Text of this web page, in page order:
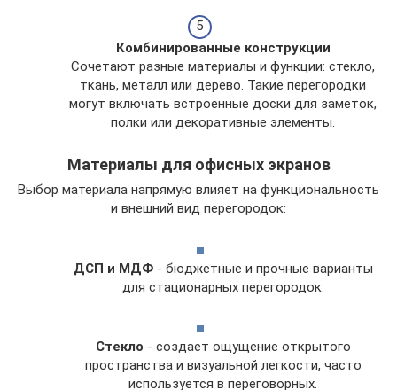
Комбинированные конструкции
Сочетают разные материалы и функции: стекло,
ткань, металл или дерево. Такие перегородки
могут включать встроенные доски для заметок,
полки или декоративные элементы.
Материалы для офисных экранов
Выбор материала напрямую влияет на функциональность
и внешний вид перегородок:
ДСП и МДФ- бюджетные и прочные варианты
для стационарных перегородок.
Стекло - создает ощущение открытого
пространства и визуальной легкости, часто
используется в переговорных.